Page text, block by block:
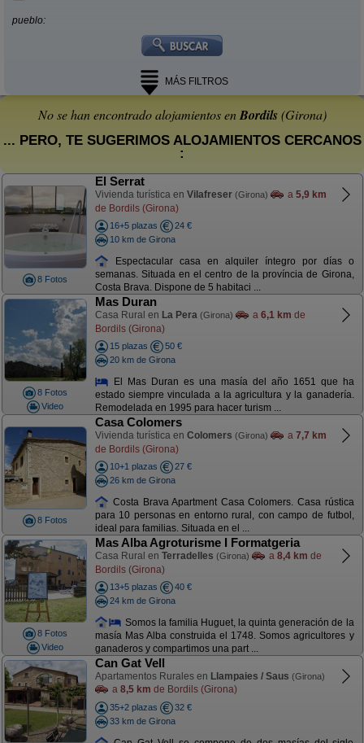
pueblo:
MÁS FILTROS
No se han encontrado alojamientos enBordils(Girona)
... PERO, TE SUGERIMOS ALOJAMIENTOS CERCANOS
:
8 Fotos
El Serrat
Vivienda turística en Vilafreser (Girona) a 5,9 km
de Bordils (Girona)
16+5 plazas
24 €
10 km de Girona
Espectacular casa en alquiler íntegro por días o
semanas. Situada en el centro de la província de Girona,
Costa Brava. Dispone de 5 habitaci ...
8 Fotos
Video
Mas Duran
Casa Rural en La Pera (Girona) a 6,1 km de
Bordils (Girona)
15 plazas
50 €
20 km de Girona
El Mas Duran es una masía del año 1651 que ha
estado siempre vinculada a la agricultura y la ganadería.
Remodelada en 1995 para hacer turism ...
8 Fotos
Casa Colomers
Vivienda turística en Colomers (Girona) a 7,7 km
de Bordils (Girona)
10+1 plazas
27 €
26 km de Girona
Costa Brava Apartment Casa Colomers. Casa rústica
para 10 personas en entorno rural, con campo de futbol,
ideal para familias. Situada en el ...
8 Fotos
Video
Mas Alba Agroturisme I Formatgeria
Casa Rural en Terradelles (Girona) a 8,4 km de
Bordils (Girona)
13+5 plazas
40 €
24 km de Girona
Somos la familia Huguet, la quinta generación de la
masía Mas Alba construida el 1748. Somos agricultores y
ganaderos y compartimos una part ...
Can Gat Vell
Apartamentos Rurales en Llampaies / Saus (Girona)
a 8,5 km de Bordils (Girona)
35+2 plazas
32 €
33 km de Girona